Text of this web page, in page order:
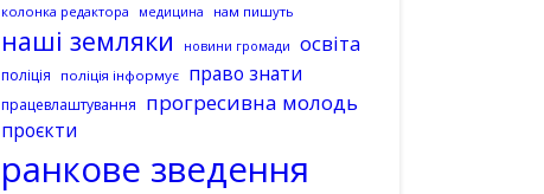
колонка редактора
медицина нам пишуть
наші земляки новини громади освіта
поліція поліція інформує право знати
працевлаштування прогресивна молодь
проєкти
ранкове зведення